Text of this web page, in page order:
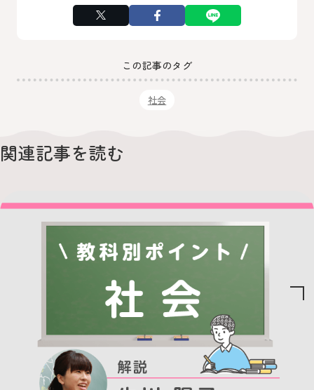
この記事のタグ
社会
関連記事を読む